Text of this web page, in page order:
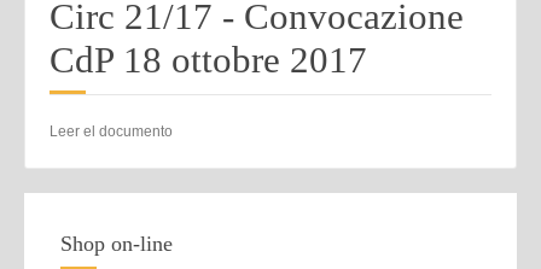
Circ 21/17 - Convocazione
CdP 18 ottobre 2017
Leer el documento
Shop on-line